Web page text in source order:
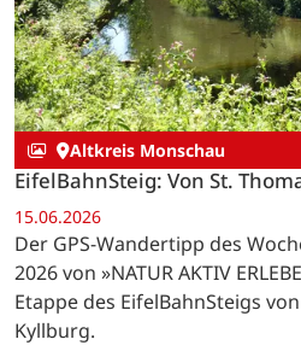
Altkreis Monschau
EifelBahnSteig: Von St.
15.06.2026
Der GPS-Wandertipp des
2026 von »NATUR AKTIV
Etappe des EifelBahnSteigs
Kyllburg.